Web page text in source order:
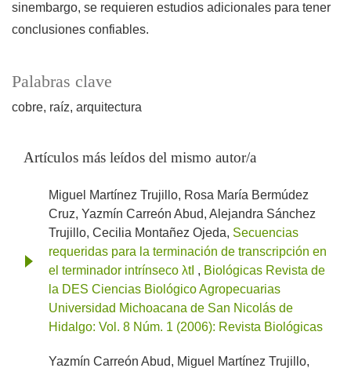
Palabras clave
cobre raíz arquitectura
sinembargo, se requieren estudios adicionales para tener
conclusiones confiables.
Artículos más leídos del mismo autor/a
Miguel Martínez Trujillo, Rosa María Bermúdez
Cruz, Yazmín Carreón Abud, Alejandra Sánchez
Trujillo, Cecilia Montañez Ojeda, Secuencias
requeridas para la terminación de transcripción en
el terminador intrínseco λtI , Biológicas Revista de
la DES Ciencias Biológico Agropecuarias
Universidad Michoacana de San Nicolás de
Hidalgo: Vol. 8 Núm. 1 (2006): Revista Biológicas
Yazmín Carreón Abud, Miguel Martínez Trujillo,